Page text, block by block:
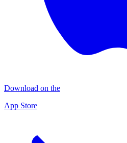
Download on the
App Store